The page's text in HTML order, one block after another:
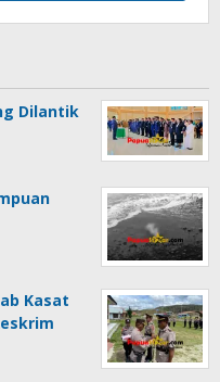
Dilantik
Kasat